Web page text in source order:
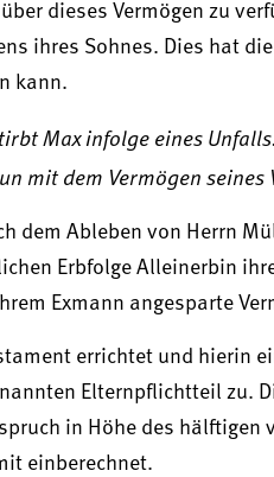
dieses Vermögen zu
ihres Sohnes. Dies hat
kann.
Max infolge eines
mit dem Vermögen seines
dem Ableben von Herrn
Erbfolge Alleinerbin
Exmann angesparte
errichtet und hierin
Elternpflichtteil zu.
in Höhe des
einberechnet.